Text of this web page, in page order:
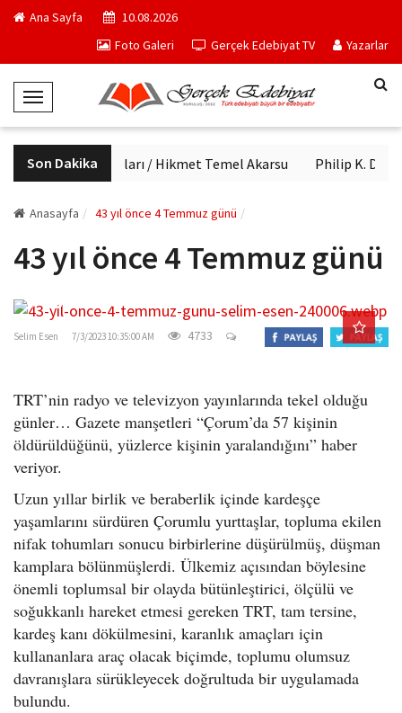
Ana Sayfa
10.08.2026
Foto Galeri
Gerçek Edebiyat TV Yazarlar
T
o
g
g
e
a
i
i
o
n
Son Dakika
Haftanın kitapları / Hikmet Temel Akarsu Philip K. Dick'in
Anasayfa 43 yıl önce 4 Temmuz günü
43 yıl önce 4 Temmuz günü
gercekedebiyat.com
Selim Esen 7/3/2023 10:35:00 AM 4733
TRT’nin radyo ve televizyon yayınlarında tekel olduğu
günler… Gazete manşetleri “Çorum’da 57 kişinin
öldürüldüğünü, yüzlerce kişinin yaralandığını” haber
veriyor.
Uzun yıllar birlik ve beraberlik içinde kardeşçe
yaşamlarını sürdüren Çorumlu yurttaşlar, topluma ekilen
nifak tohumları sonucu birbirlerine düşürülmüş, düşman
kamplara bölünmüşlerdi. Ülkemiz açısından böylesine
önemli toplumsal bir olayda bütünleştirici, ölçülü ve
soğukkanlı hareket etmesi gereken TRT, tam tersine,
kardeş kanı dökülmesini, karanlık amaçları için
kullananlara araç olacak biçimde, toplumu olumsuz
davranışlara sürükleyecek doğrultuda bir uygulamada
bulundu.